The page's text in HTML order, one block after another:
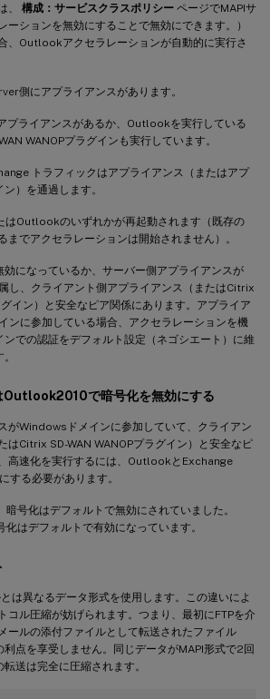
、 構成：サービスクラスポリシー ページでMAPIサ
ーションを無効にすることで無効にできます。）
、Outlookアクセラレーションが自動的に実行さ
側にアプライアンスがあります。
プライアンスがあるか、Outlookを実行している
WANOPプラグインも実行しています。
トラフィックはアプライアンス（またはアプ
）を通過します。
はOutlookのいずれかが再起動されます（既存の
までアクセラレーションは開始されません）。
になっているか、サーバー側アプライアンスが
し、クライアント側アプライアンス（またはCitrix
グイン）と安全なピア関係にあります。アプライア
ンに参加している場合、アクセラレーションを機
ンでの認証をデフォルト設定（ネゴシエート）に維
で暗号化を無効にする
がWindowsドメインに参加していて、クライアン
はCitrix SD-WAN WANOPプラグイン）と安全なピ
高速化を実行するには、OutlookとExchange
する必要があります。
号化はデフォルトで無効にされていました。
はデフォルトで有効になっています。
は異なるデータ形式を使用します。この違いによ
コル圧縮が妨げられます。つまり、最初にFTPを介
ールの添付ファイルとして転送されたファイル
点を享受しません。同じデータがMAPI形式で2回
送は完全に圧縮されます。